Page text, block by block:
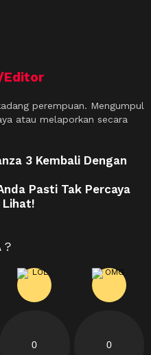
Editor
perempuan. Mengumpul
atau melaporkan secara
3 Kembali Dengan
Pasti Tak Percaya
Lihat!
0 0